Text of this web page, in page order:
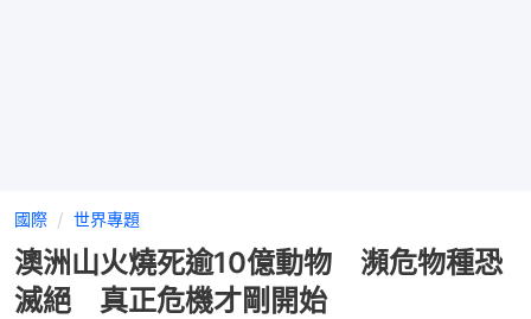
國際 世界專題
澳洲山火燒死逾10億動物 瀕危物種恐
滅絕 真正危機才剛開始